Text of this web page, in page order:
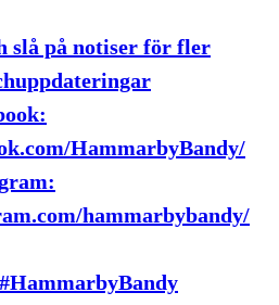
slå på notiser för fler
HammarbyBandy/
hammarbybandy/